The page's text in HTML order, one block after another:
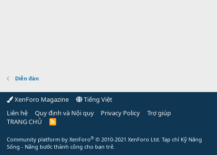
Diễn đàn
XenForo Magazine
Tiếng Việt
Liên hệ
Quy định và Nội quy Privacy Policy
Trợ giúp
TRANG CHỦ
R
Community platform by XenForo® © 2010-2021 XenForo Ltd. Tạp chí Kỹ Năng
Sống - Nâng bước thành công cho bạn trẻ.